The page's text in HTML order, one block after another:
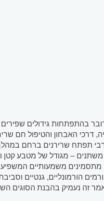
בהתפתחות גידולים
דרכי האבחון והטיפול חם
תפתח שרירנים ברחם במהלך
– מגודל של מטבע קטן
משמעותיים המשפיעים
הורמונליים, גנטיים
זה נעמיק בהבנת הסוגים